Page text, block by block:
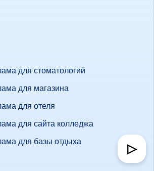
для стоматологий
для магазина
для отеля
для сайта колледжа
для базы отдыха
▷